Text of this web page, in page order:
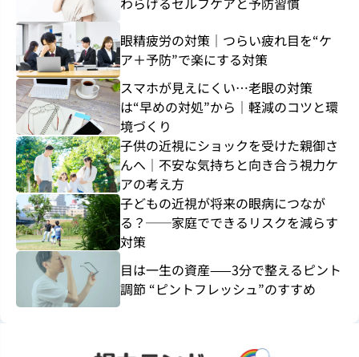
眼精疲労の対策｜つらい疲れ目を“ケ
ア＋予防”で楽にする対策
スマホが見えにくい…老眼の対策
は“早めの対処”から｜軽減のコツと環
境づくり
子供の近視にショックを受けた親御さ
んへ｜不安な気持ちと向き合う視力ケ
アの考え方
子どもの近視が将来の眼病につなが
る？──家庭でできるリスクを減らす
対策
目は一生の資産——3分で整えるピント
調節 “ピントフレッシュ”のすすめ